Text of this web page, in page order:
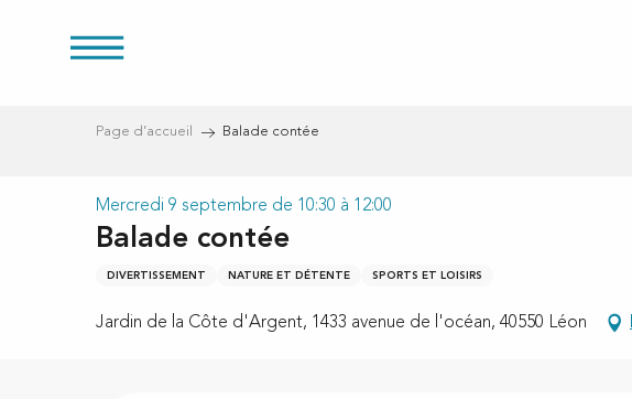
Page d’accueil Balade contée
Mercredi 9 septembre de 10:30 à 12:00
Balade contée
DIVERTISSEMENT NATURE ET DÉTENTE SPORTS ET LOISIRS
Jardin de la Côte d'Argent, 1433 avenue de l'océan, 40550 Léon